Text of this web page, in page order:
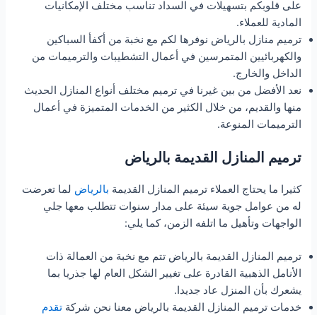
على قلوبكم بتسهيلات في السداد تناسب مختلف الإمكانيات
المادية للعملاء.
ترميم منازل بالرياض نوفرها لكم مع نخبة من أكفأ السباكين
والكهربائيين المتمرسين في أعمال التشطيبات والترميمات من
الداخل والخارج.
نعد الأفضل من بين غيرنا في ترميم مختلف أنواع المنازل الحديث
منها والقديم، من خلال الكثير من الخدمات المتميزة في أعمال
الترميمات المنوعة.
ترميم المنازل القديمة بالرياض
كثيرا ما يحتاج العملاء ترميم المنازل القديمة بالرياض لما تعرضت
له من عوامل جوية سيئة على مدار سنوات تتطلب معها جلي
الواجهات وتأهيل ما اتلفه الزمن، كما يلي:
ترميم المنازل القديمة بالرياض تتم مع نخبة من العمالة ذات
الأنامل الذهبية القادرة على تغيير الشكل العام لها جذريا بما
يشعرك بأن المنزل عاد جديدا.
خدمات ترميم المنازل القديمة بالرياض معنا نحن شركة تقدم